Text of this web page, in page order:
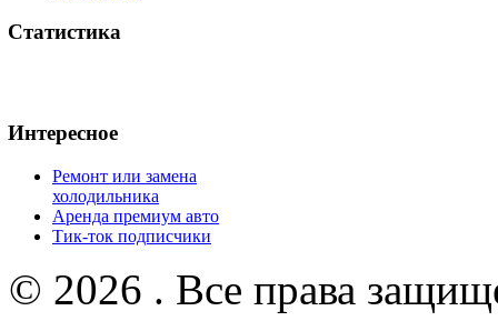
Статистика
Интересное
Ремонт или замена
холодильника
Аренда премиум авто
Тик-ток подписчики
© 2026 . Все права